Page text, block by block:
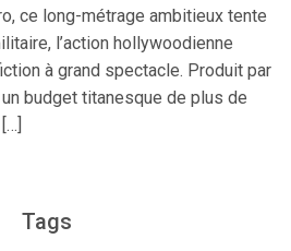
ce long-métrage ambitieux tente
l’action hollywoodienne
à grand spectacle. Produit par
budget titanesque de plus de
Tags